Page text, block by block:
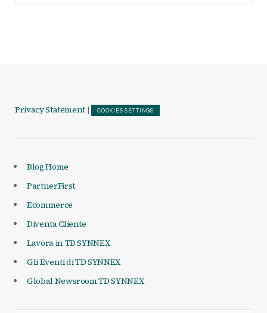
Articoli
Privacy Statement | COOKIES SETTINGS
Blog Home
PartnerFirst
Ecommerce
Diventa Cliente
Lavora in TD SYNNEX
Gli Eventi di TD SYNNEX
Global Newsroom TD SYNNEX